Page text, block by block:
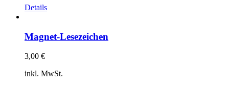
Details
Magnet-Lesezeichen
3,00 €
inkl. MwSt.